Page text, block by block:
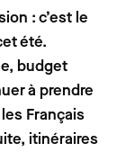
: c’est le
été.
budget
à prendre
Français
itinéraires